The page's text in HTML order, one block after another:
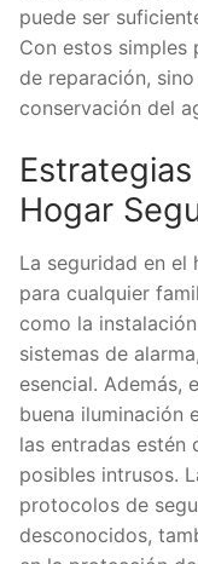
puede ser
Con estos simples
de reparación,
conservación del
Hogar
La seguridad en el
para cualquier
como la
sistemas de
esencial. Además,
buena iluminación
las entradas estén
posibles intrusos.
protocolos de
desconocidos,